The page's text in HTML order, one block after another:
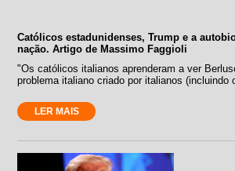
Católicos estadunidenses, Trump e a
nação. Artigo de Massimo Faggioli
"Os católicos italianos aprenderam a ver
problema italiano criado por italianos
LER MAIS